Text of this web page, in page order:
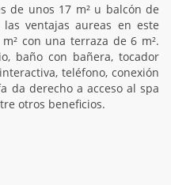
de unos 17 m² u balcón de
ventajas aureas en este
con una terraza de 6 m².
baño con bañera, tocador
teléfono, conexión
da derecho a acceso al spa
otros beneficios.